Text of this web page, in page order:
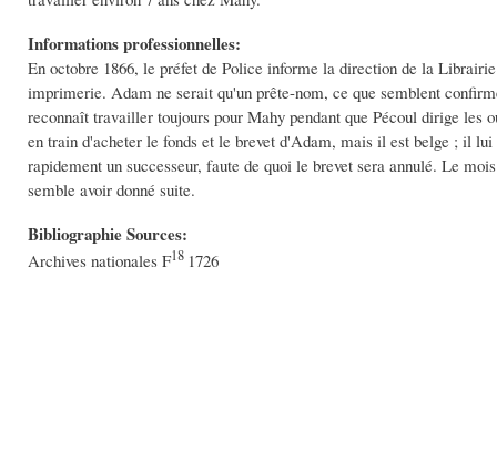
Informations professionnelles:
En octobre 1866, le préfet de Police informe la direction de la
imprimerie. Adam ne serait qu'un prête-nom, ce que semblent
reconnaît travailler toujours pour Mahy pendant que Pécoul dirige les
en train d'acheter le fonds et le brevet d'Adam, mais il est belge ; il
rapidement un successeur, faute de quoi le brevet sera annulé. Le
semble avoir donné suite.
Bibliographie Sources:
Archives nationales F18 1726